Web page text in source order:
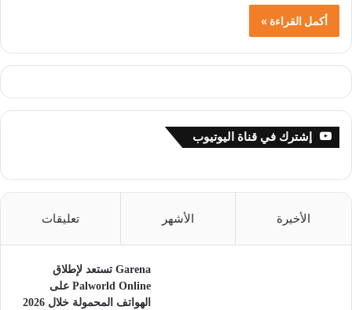
أكمل القراءة »
إشترك في قناة اليوتيوب
الأخيرة الأشهر تعليقات
Garena تستعد لإطلاق
Palworld Online على
الهواتف المحمولة خلال 2026